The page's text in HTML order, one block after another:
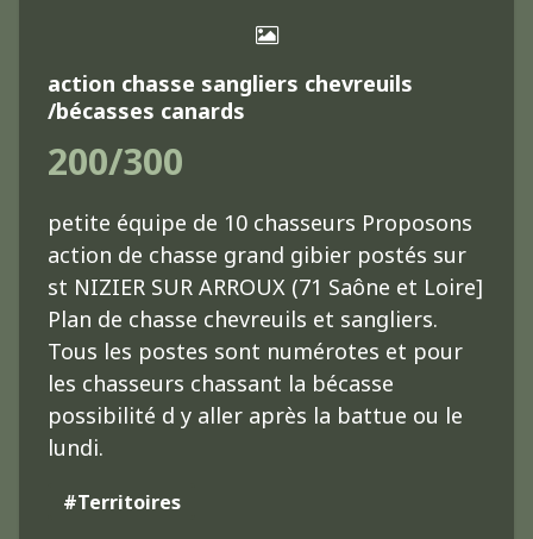
action chasse sangliers chevreuils
/bécasses canards
200/300
petite équipe de 10 chasseurs Proposons
action de chasse grand gibier postés sur
st NIZIER SUR ARROUX (71 Saône et Loire]
Plan de chasse chevreuils et sangliers.
Tous les postes sont numérotes et pour
les chasseurs chassant la bécasse
possibilité d y aller après la battue ou le
lundi.
#Territoires